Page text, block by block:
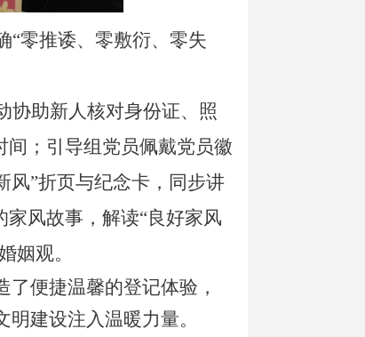
“零推诿、零敷衍、零失
协助新人核对身份证、照
间；引导组党员佩戴党员徽
风”折页与纪念卡，同步讲
风故事，解读“良好家风
姻观。
便捷温馨的登记体验，
建设注入温暖力量。